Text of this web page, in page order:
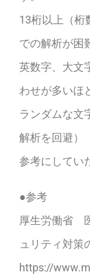
13桁以上（桁
での解析が困
英数字、大文
わせが多いほ
ランダムな文
解析を回避）
参考にしてい
●参考
厚生労働省
ュリティ対策
https://